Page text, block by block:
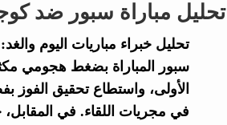
تحليل مباراة سبور ضد
تحليل خبراء مباريات اليوم والغد
سبور
المباراة بضغط هجومي
الأولى، واستطاع تحقيق الفوز
في مجريات اللقاء. في